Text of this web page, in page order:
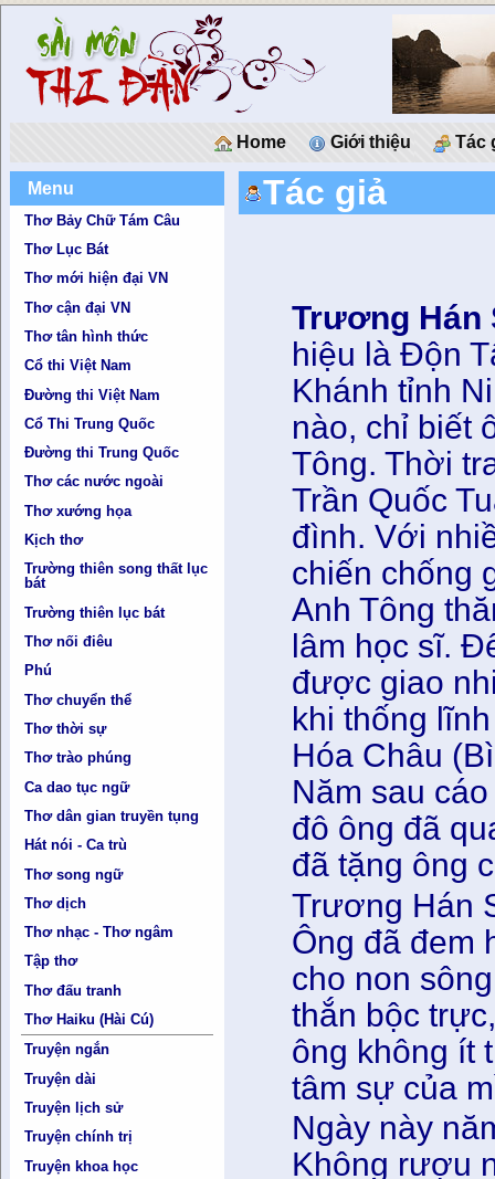
Home Giới thiệu Tác
Menu
Thơ Bảy Chữ Tám Câu
Thơ Lục Bát
Thơ mới hiện đại VN
Thơ cận đại VN
Thơ tân hình thức
Cổ thi Việt Nam
Đường thi Việt Nam
Cổ Thi Trung Quốc
Đường thi Trung Quốc
Thơ các nước ngoài
Thơ xướng họa
Kịch thơ
Trường thiên song thất lục
bát
Trường thiên lục bát
Thơ nối điêu
Phú
Thơ chuyển thể
Thơ thời sự
Thơ trào phúng
Ca dao tục ngữ
Thơ dân gian truyền tụng
Hát nói - Ca trù
Thơ song ngữ
Thơ dịch
Thơ nhạc - Thơ ngâm
Tập thơ
Thơ đấu tranh
Thơ Haiku (Hài Cú)
Truyện ngắn
Truyện dài
Truyện lịch sử
Truyện chính trị
Truyện khoa học
Tác giả
Trương Hán
hiệu là Độn
Khánh tỉnh
nào, chỉ biết
Tông. Thời
Trần Quốc
đình. Với
chiến chống
Anh Tông
lâm học sĩ.
được giao
khi thống
Hóa Châu
Năm sau
đô ông đã
đã tặng ông
Trương Hán
Ông đã đem
cho non
thắn bộc
ông không ít
tâm sự của
Ngày này
Không rượu